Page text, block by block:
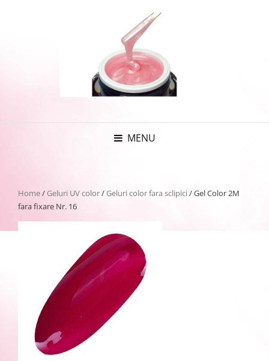
MENU
Home/Geluri UV color/Geluri color fara sclipici/ Gel Color 2M
fara fixare Nr. 16